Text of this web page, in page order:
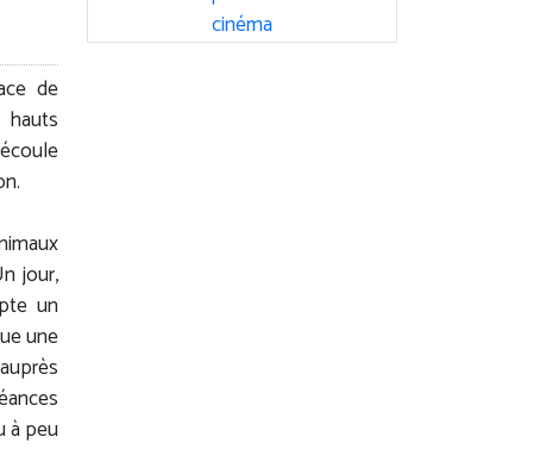
de
jour,
un
une
à peu